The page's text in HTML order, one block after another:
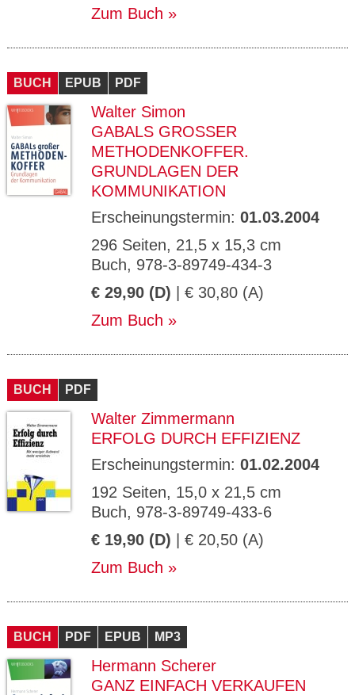
Zum Buch
BUCH EPUB PDF
Walter Simon
GABALS GROSSER M
ETHODENKOFFER. G
RUNDLAGEN DER K
OMMUNIKATION
Erscheinungstermin: 01.03.2004
296 Seiten, 21,5 x 15,3 cm
Buch, 978-3-89749-434-3
€ 29,90 (D) | € 30,80 (A)
Zum Buch
BUCH PDF
Walter Zimmermann
ERFOLG DURCH EFFIZIENZ
Erscheinungstermin: 01.02.2004
192 Seiten, 15,0 x 21,5 cm
Buch, 978-3-89749-433-6
€ 19,90 (D) | € 20,50 (A)
Zum Buch
BUCH PDF EPUB MP3
Hermann Scherer
GANZ EINFACH VERKAUFEN